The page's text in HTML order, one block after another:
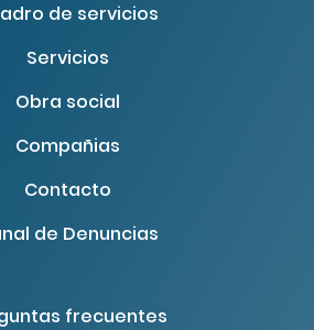
de servicios
Servicios
Obra social
Compañias
Contacto
de Denuncias
frecuentes